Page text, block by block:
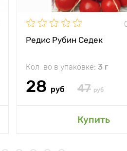
Редис Рубин Седек
Кол-во в упаковке: 3 г
28 руб 47 руб
Купить